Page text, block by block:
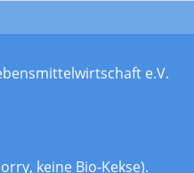
e.V.
keine Bio-Kekse).